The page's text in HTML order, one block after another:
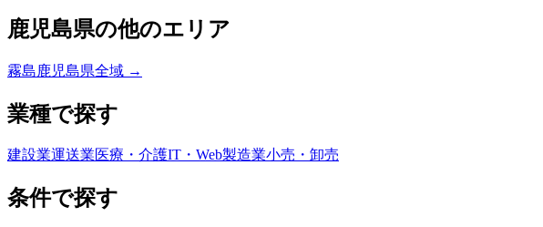
鹿児島県の他のエリア
霧島鹿児島県全域 →
業種で探す
建設業運送業医療・介護IT・Web製造業小売・卸売
条件で探す